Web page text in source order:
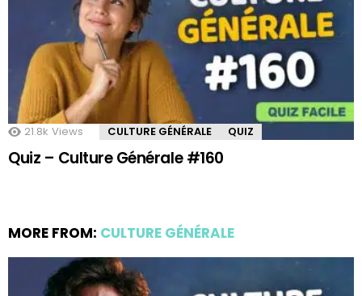
21.8k Views CULTURE GÉNÉRALE QUIZ
Quiz – Culture Générale #160
MORE FROM: CULTURE GÉNÉRALE